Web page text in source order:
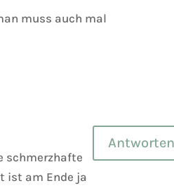
muss auch mal
schmerzhafte
ist am Ende ja
Antworten